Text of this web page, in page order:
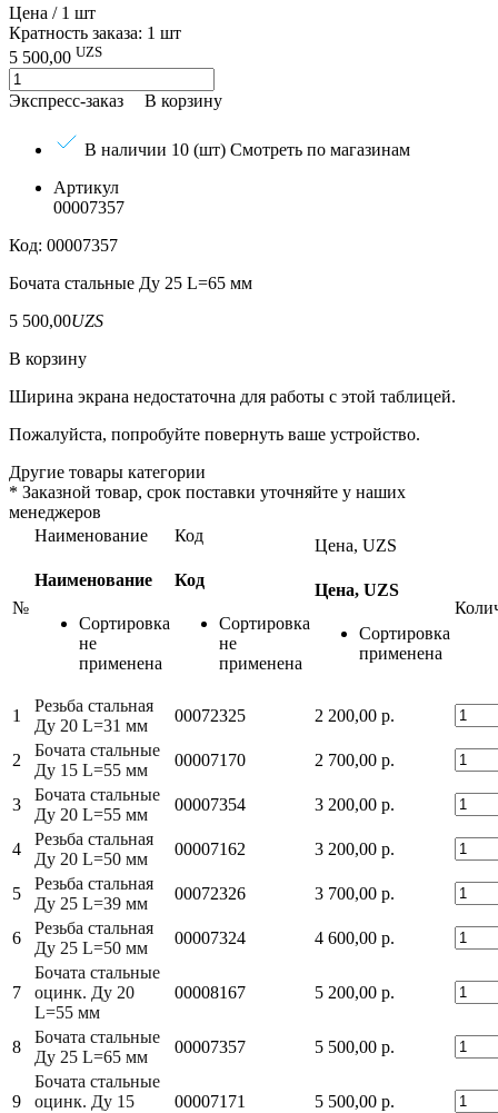
Цена / 1 шт
Кратность заказа: 1 шт
5 500,00 UZS
Экспресс-заказ В корзину
В наличии 10 (шт) Смотреть по магазинам
Артикул
00007357
Код: 00007357
Бочата стальные Ду 25 L=65 мм
5 500,00UZS
В корзину
Ширина экрана недостаточна для работы с этой таблицей.
Пожалуйста, попробуйте повернуть ваше устройство.
Другие товары категории
* Заказной товар, срок поставки уточняйте у наших
менеджеров
№
Наименование
Наименование
Сортировка
не
применена
Код
Код
Сортировка
не
применена
Цена, UZS
Цена, UZS
Сортировка
применена
1
Резьба стальная
Ду 20 L=31 мм
00072325 2 200,00 р.
2
Бочата стальные
Ду 15 L=55 мм
00007170 2 700,00 р.
3
Бочата стальные
Ду 20 L=55 мм
00007354 3 200,00 р.
4
Резьба стальная
Ду 20 L=50 мм
00007162 3 200,00 р.
5
Резьба стальная
Ду 25 L=39 мм
00072326 3 700,00 р.
6
Резьба стальная
Ду 25 L=50 мм
00007324 4 600,00 р.
7
Бочата стальные
оцинк. Ду 20
L=55 мм
00008167 5 200,00 р.
8
Бочата стальные
Ду 25 L=65 мм
00007357 5 500,00 р.
9
Бочата стальные
оцинк. Ду 15
00007171 5 500,00 р.